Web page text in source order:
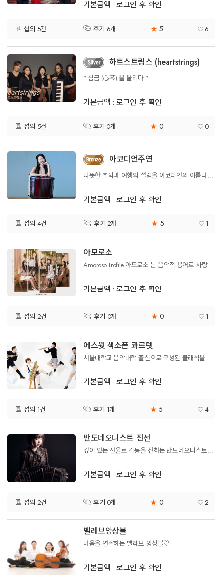
기본금액 : 로그인 후 확인
섭외 5건 후기 6개 ★ 5 6
하트스트링스 (heartstrings)
" 심금 (心琴) 을 울리다 "
기본금액 : 로그인 후 확인
섭외 5건 후기 0개 ★ 0 0
아코디언주연
따뜻한 추억과 여행의 설렘을 아코디언의 아름다운 음악으로 함께하고픈 아코디언 주연 입니다.
기본금액 : 로그인 후 확인
섭외 4건 후기 2개 ★ 5 1
아모로소
Amoroso Profile 아모로소 는 음악적 용어로 사랑을담아, 애정을담아 연주 하라 라는 뜻 입니다.
기본금액 : 로그인 후 확인
섭외 2건 후기 0개 ★ 0 1
에스윗 색소폰 콰르텟
서울대학교 음악대학 출신으로 구성된 클래식을 기반으로 다양한 장르의 곡을 연주를 하고 있는 색소폰 앙상블 입니다.
기본금액 : 로그인 후 확인
섭외 1건 후기 1개 ★ 5 4
반도네오니스트 진선
깊이 있는 선율로 감동을 전하는 반도네오니스트 진선
기본금액 : 로그인 후 확인
섭외 2건 후기 0개 ★ 0 2
벨레브앙상블
마음을 연주하는 벨레브 앙상블♡
기본금액 : 로그인 후 확인